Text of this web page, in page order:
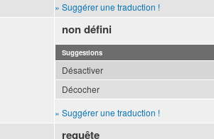
» Suggérer une traduction !
non défini
Suggestions
Désactiver
Décocher
» Suggérer une traduction !
requête